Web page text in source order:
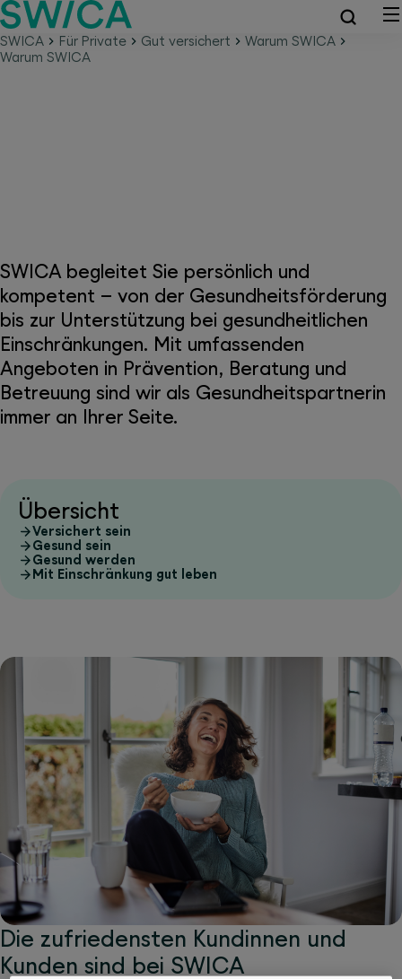
SWICA Für Private Gut versichert
Warum SWICA
Warum SWICA
SWICA begleitet Sie persönlich und
kompetent – von der Gesundheitsförderung
bis zur Unterstützung bei gesundheitlichen
Einschränkungen. Mit umfassenden
Angeboten in Prävention, Beratung und
Betreuung sind wir als Gesundheitspartnerin
immer an Ihrer Seite.
Übersicht
Versichert sein
Gesund sein
Gesund werden
Mit Einschränkung gut leben
Die zufriedensten Kundinnen und
Kunden sind bei SWICA